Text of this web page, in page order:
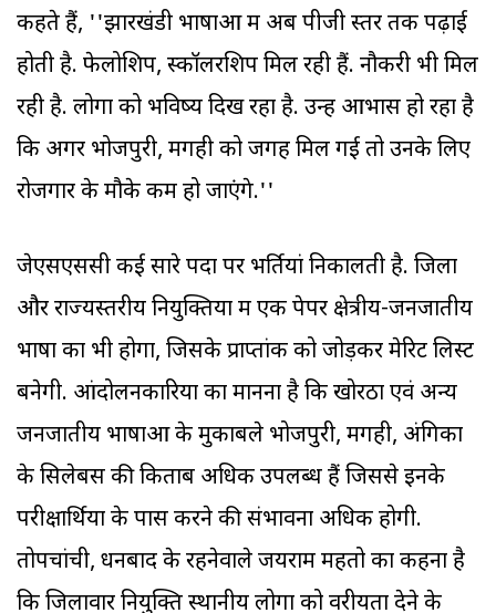
कहते हैं, ''झारखंडी भाषाओं में अब पीजी स्तर तक पढ़ाई
होती है. फेलोशिप, स्कॉलरशिप मिल रही हैं. नौकरी भी मिल
रही है. लोगों को भविष्य दिख रहा है. उन्हें आभास हो रहा है
कि अगर भोजपुरी, मगही को जगह मिल गई तो उनके लिए
रोजगार के मौके कम हो जाएंगे.''
जेएसएससी कई सारे पदों पर भर्तियां निकालती है. जिला
और राज्यस्तरीय नियुक्तियों में एक पेपर क्षेत्रीय-जनजातीय
भाषा का भी होगा, जिसके प्राप्तांक को जोड़कर मेरिट लिस्ट
बनेगी. आंदोलनकारियों का मानना है कि खोरठा एवं अन्य
जनजातीय भाषाओं के मुकाबले भोजपुरी, मगही, अंगिका
के सिलेबस की किताबें अधिक उपलब्ध हैं जिससे इनके
परीक्षार्थियों के पास करने की संभावना अधिक होगी.
तोपचांची, धनबाद के रहनेवाले जयराम महतो का कहना है
कि जिलावार नियुक्ति स्थानीय लोगों को वरीयता देने के